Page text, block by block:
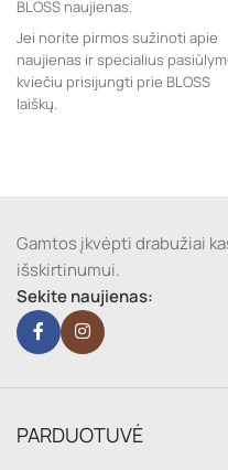
BLOSS naujienas.
Jei norite pirmos sužinoti apie
naujienas ir specialius
kviečiu prisijungti prie BLOSS
laiškų.
Gamtos įkvėpti drabužiai
išskirtinumui.
Sekite naujienas:
PARDUOTUVĖ